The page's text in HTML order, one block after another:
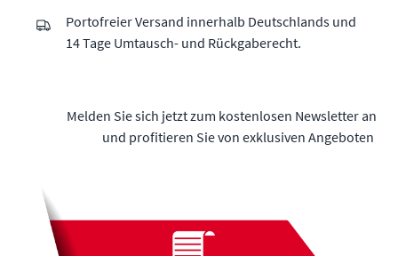
Portofreier Versand innerhalb Deutschlands und
14 Tage Umtausch- und Rückgaberecht.
Melden Sie sich jetzt zum kostenlosen Newsletter an
und profitieren Sie von exklusiven Angeboten